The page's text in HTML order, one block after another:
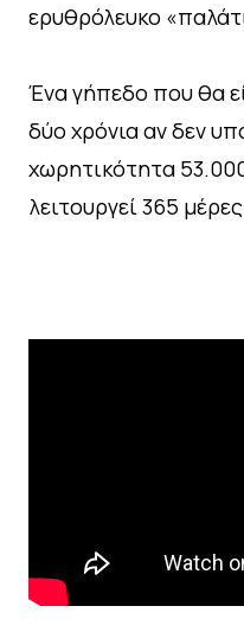
ερυθρόλευκο
Ένα γήπεδο που θα
δύο χρόνια αν δεν
χωρητικότητα
λειτουργεί 365